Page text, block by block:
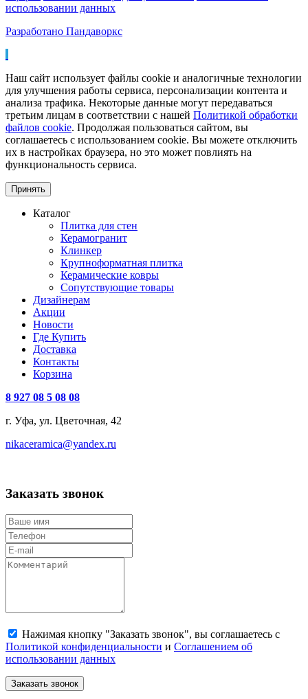
использовании данных
Разработано Пандаворкс
Наш сайт использует файлы cookie и аналогичные технологии
для улучшения работы сервиса, персонализации контента и
анализа трафика. Некоторые данные могут передаваться
третьим лицам в соответствии с нашей Политикой обработки
файлов cookie. Продолжая пользоваться сайтом, вы
соглашаетесь с использованием cookie. Вы можете отключить
их в настройках браузера, но это может повлиять на
функциональность сервиса.
Принять
Каталог
Плитка для стен
Керамогранит
Клинкер
Крупноформатная плитка
Керамические ковры
Сопутствующие товары
Дизайнерам
Акции
Новости
Где Купить
Доставка
Контакты
Корзина
8 927 08 5 08 08
г. Уфа, ул. Цветочная, 42
nikaceramica@yandex.ru
Заказать звонок
Нажимая кнопку "Заказать звонок", вы соглашаетесь с
Политикой конфиденциальности и Соглашением об
использовании данных
Заказать звонок